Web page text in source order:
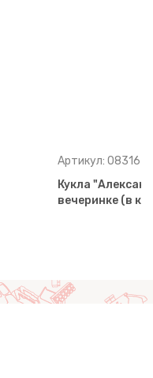
Артикул: 08316
Кукла
вечеринке (в